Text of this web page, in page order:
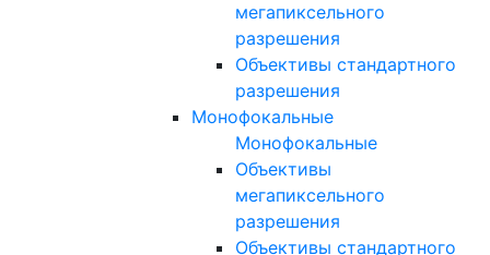
мегапиксельного
разрешения
Объективы стандартного
разрешения
Монофокальные
Монофокальные
Объективы
мегапиксельного
разрешения
Объективы стандартного